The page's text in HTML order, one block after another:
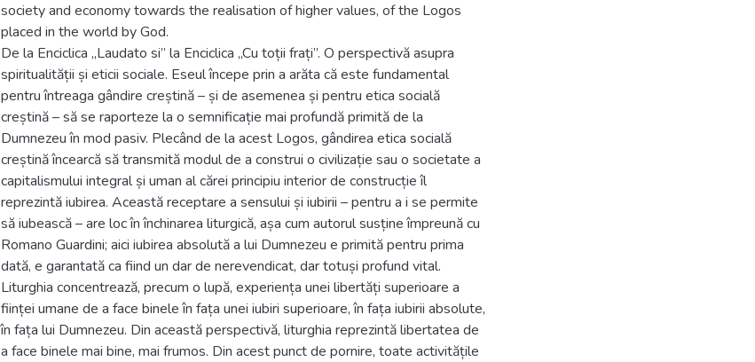
society and economy towards the realisation of higher values, of the Logos
placed in the world by God.
De la Enciclica „Laudato si” la Enciclica „Cu toții frați”. O perspectivă asupra
spiritualității și eticii sociale. Eseul începe prin a arăta că este fundamental
pentru întreaga gândire creștină – și de asemenea și pentru etica socială
creștină – să se raporteze la o semnificație mai profundă primită de la
Dumnezeu în mod pasiv. Plecând de la acest Logos, gândirea etica socială
creștină încearcă să transmită modul de a construi o civilizație sau o societate a
capitalismului integral și uman al cărei principiu interior de construcție îl
reprezintă iubirea. Această receptare a sensului și iubirii – pentru a i se permite
să iubească – are loc în închinarea liturgică, așa cum autorul susține împreună cu
Romano Guardini; aici iubirea absolută a lui Dumnezeu e primită pentru prima
dată, e garantată ca fiind un dar de nerevendicat, dar totuși profund vital.
Liturghia concentrează, precum o lupă, experiența unei libertăți superioare a
ființei umane de a face binele în fața unei iubiri superioare, în fața iubirii absolute,
în fața lui Dumnezeu. Din această perspectivă, liturghia reprezintă libertatea de
a face binele mai bine, mai frumos. Din acest punct de pornire, toate activitățile